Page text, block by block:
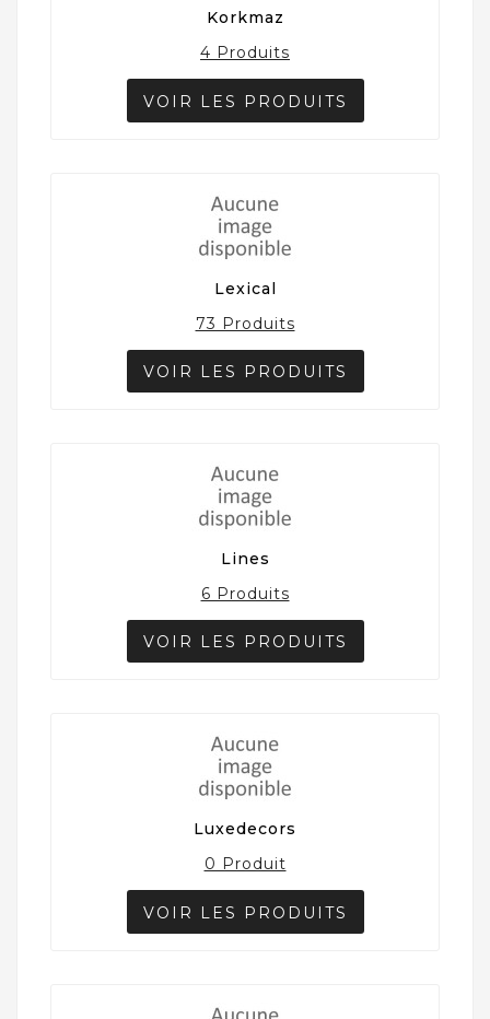
Korkmaz
4 Produits
VOIR LES PRODUITS
Lexical
73 Produits
VOIR LES PRODUITS
Lines
6 Produits
VOIR LES PRODUITS
Luxedecors
0 Produit
VOIR LES PRODUITS